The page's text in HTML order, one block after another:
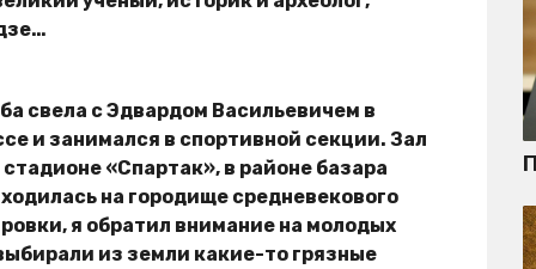
свела с Эдвардом Васильевичем в
и занимался в спортивной секции. Зал
«Спартак», в районе базара
на городище средневекового
я обратил внимание на молодых
из земли какие-то грязные